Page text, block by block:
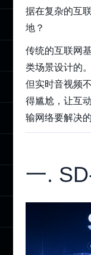
据在复杂的互
地？
传统的互联网
类场景设计的
但实时音视频
得尴尬，让互
输网络要解决
一.